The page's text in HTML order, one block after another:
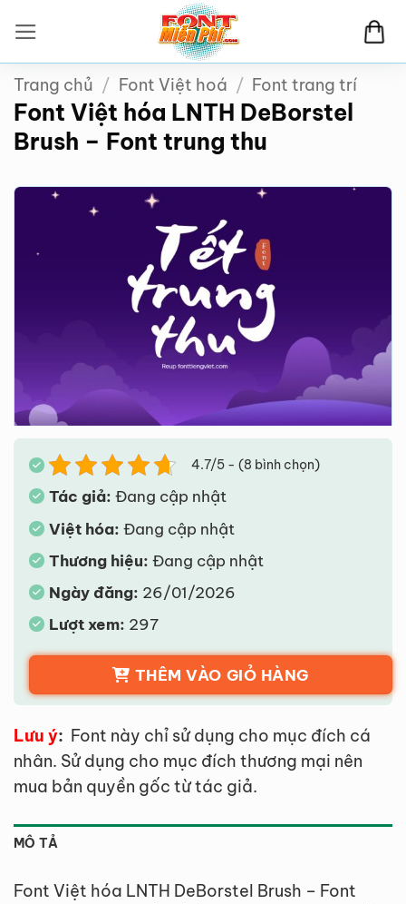
qua
nội
dung
Trang chủ / Font Việt hoá / Font trang trí
Font Việt hóa LNTH DeBorstel
Brush – Font trung thu
4.7/5 - (8 bình chọn)
Tác giả: Đang cập nhật
Việt hóa: Đang cập nhật
Thương hiệu: Đang cập nhật
Ngày đăng: 26/01/2026
Lượt xem: 297
THÊM VÀO GIỎ HÀNG
Lưu ý: Font này chỉ sử dụng cho mục đích cá
nhân. Sử dụng cho mục đích thương mại nên
mua bản quyền gốc từ tác giả.
MÔ TẢ
Font Việt hóa LNTH DeBorstel Brush – Font